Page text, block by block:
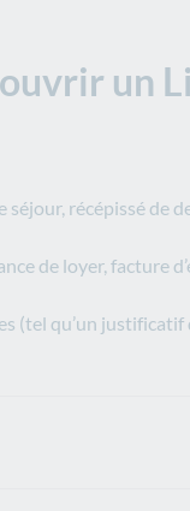
un
récépissé de
de loyer, facture
qu’un